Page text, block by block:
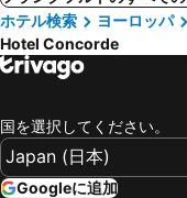
ホテル検索
ヨーロッパ
Hotel Concorde
国を選択してください。
Googleに追加